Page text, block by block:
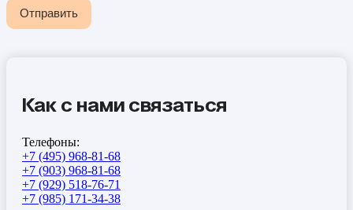
Отправить
Как с нами связаться
Телефоны:
+7 (495) 968-81-68
+7 (903) 968-81-68
+7 (929) 518-76-71
+7 (985) 171-34-38